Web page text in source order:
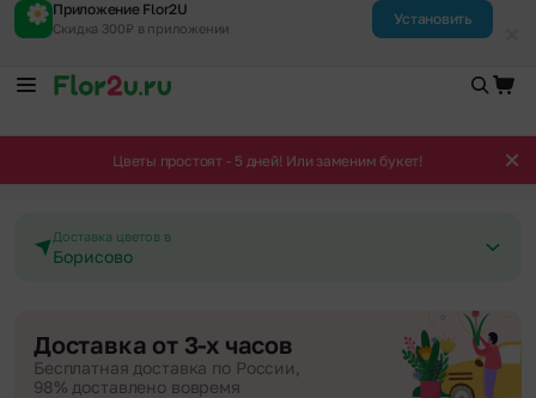
Приложение Flor2U
Скидка 300₽ в приложении
Установить
Цветы простоят - 5 дней! Или заменим букет!
Доставка цветов в
Борисово
Доставка от 3-х часов
Бесплатная доставка по России,
98% доставлено вовремя